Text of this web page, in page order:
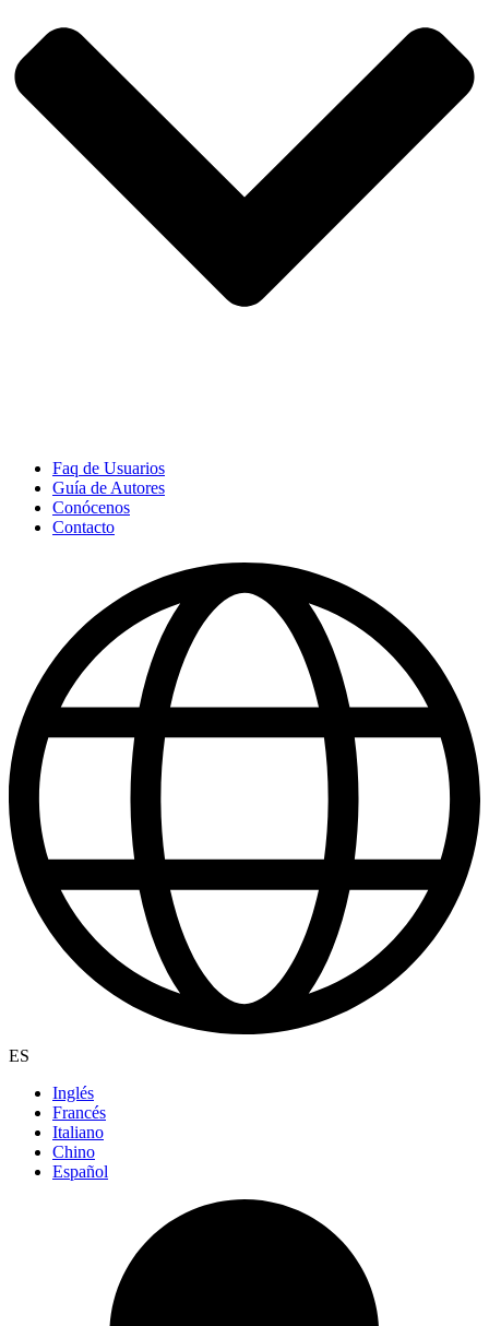
Faq de Usuarios
Guía de Autores
Conócenos
Contacto
ES
Inglés
Francés
Italiano
Chino
Español